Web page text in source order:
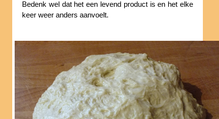
Bedenk wel dat het een levend product is en het elke
keer weer anders aanvoelt.